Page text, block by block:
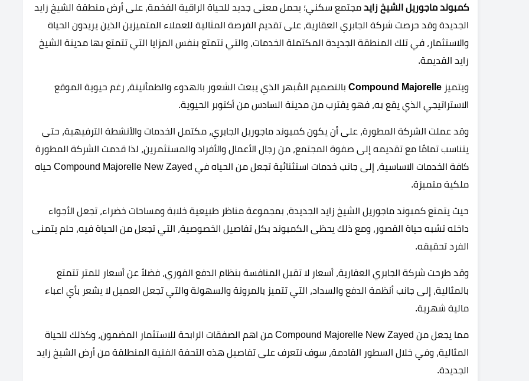
كمبوند ماجوريل الشيخ زايد مجتمع سكني؛ يحمل معنى جديد للحياة الراقية الفخمة، على أرض منطقة الشيخ زايد
الجديدة وقد حرصت شركة الجابري العقارية، على تقديم الفرصة المثالية للعملاء المتميزين الذين يريدون الحياة
والاستثمار، في تلك المنطقة الجديدة المكتملة الخدمات، والتي تتمتع بنفس المزايا التي تتمتع بها مدينة الشيخ
زايد القديمة.
ويتميز Compound Majorelle بالتصميم المُبهر الذي يبعث الشعور بالهدوء والطمأنينة، رغم حيوية الموقع
الاستراتيجي الذي يقع به، فهو يقترب من مدينة السادس من أكتوبر الحيوية.
وقد عملت الشركة المطورة، على أن يكون كمبوند ماجوريل الجابري، مكتمل الخدمات والأنشطة الترفيهية، حتى
يتناسب تمامًا مع تقديمه إلى صفوة المجتمع، من رجال الأعمال والأفراد والمستثمرين، لذا قدمت الشركة المطورة
كافة الخدمات الاساسية، إلى جانب خدمات استثنائية تجعل من الحياه في Compound Majorelle New Zayed حياه
ملكية متميزة.
حيث يتمتع كمبوند ماجوريل الشيخ زايد الجديدة، بمجموعة مناظر طبيعية خلابة ومساحات خضراء، تجعل الأجواء
داخله تشبه حياة القصور، ومع ذلك يحظى الكمبوند بكل تفاصيل الخصوصية، التي تجعل من الحياة فيه، حلم يتمنى
الفرد تحقيقه.
وقد طرحت شركة الجابري العقارية، أسعار لا تقبل المنافسة بنظام الدفع الفوري، فضلاً عن أسعار للمتر تتمتع
بالمثالية، إلى جانب أنظمة الدفع والسداد، التي تتميز بالمرونة والسهولة والتي تجعل العميل لا يشعر بأي اعباء
مالية شهرية.
مما يجعل من Compound Majorelle New Zayed من اهم الصفقات الرابحة للاستثمار المضمون، وكذلك للحياة
المثالية، وفي خلال السطور القادمة، سوف نتعرف على تفاصيل هذه التحفة الفنية المنطلقة من أرض الشيخ زايد
الجديدة.